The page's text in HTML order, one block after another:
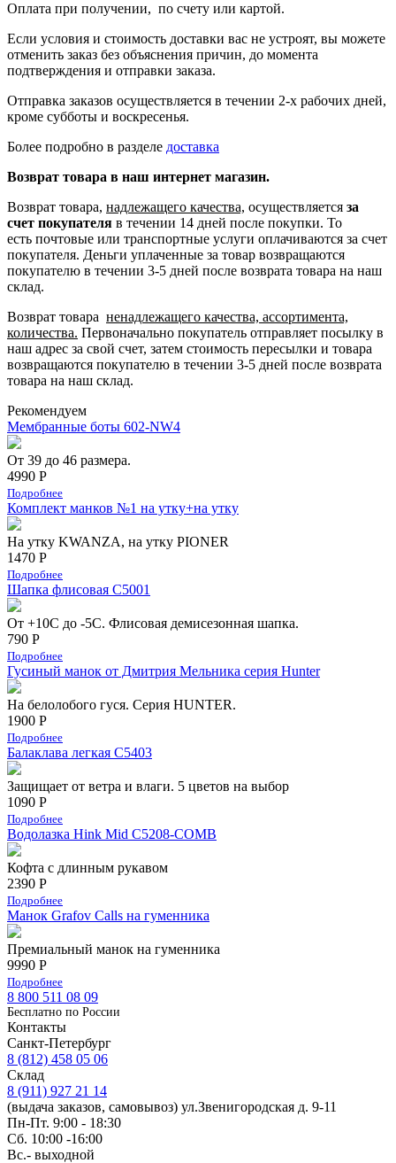
Оплата при получении, по счету или картой.
Если условия и стоимость доставки вас не устроят, вы можете
отменить заказ без объяснения причин, до момента
подтверждения и отправки заказа.
Отправка заказов осуществляется в течении 2-х рабочих дней,
кроме субботы и воскресенья.
Более подробно в разделе доставка
Возврат товара в наш интернет магазин.
Возврат товара, надлежащего качества, осуществляется за
счет покупателя в течении 14 дней после покупки. То
есть почтовые или транспортные услуги оплачиваются за счет
покупателя. Деньги уплаченные за товар возвращаются
покупателю в течении 3-5 дней после возврата товара на наш
склад.
Возврат товара ненадлежащего качества, ассортимента,
количества. Первоначально покупатель отправляет посылку в
наш адрес за свой счет, затем стоимость пересылки и товара
возвращаются покупателю в течении 3-5 дней после возврата
товара на наш склад.
Рекомендуем
Мембранные боты 602-NW4
От 39 до 46 размера.
4990 Р
Подробнее
Комплект манков №1 на утку+на утку
На утку KWANZA, на утку PIONER
1470 Р
Подробнее
Шапка флисовая С5001
От +10С до -5С. Флисовая демисезонная шапка.
790 Р
Подробнее
Гусиный манок от Дмитрия Мельника серия Hunter
На белолобого гуся. Серия HUNTER.
1900 Р
Подробнее
Балаклава легкая С5403
Защищает от ветра и влаги. 5 цветов на выбор
1090 Р
Подробнее
Водолазка Hink Mid C5208-COMB
Кофта с длинным рукавом
2390 Р
Подробнее
Манок Grafov Calls на гуменника
Премиальный манок на гуменника
9990 Р
Подробнее
8 800 511 08 09
Бесплатно по Роcсии
Контакты
Санкт-Петербург
8 (812) 458 05 06
Склад
8 (911) 927 21 14
(выдача заказов, самовывоз) ул.Звенигородская д. 9-11
Пн-Пт. 9:00 - 18:30
Сб. 10:00 -16:00
Вс.- выходной